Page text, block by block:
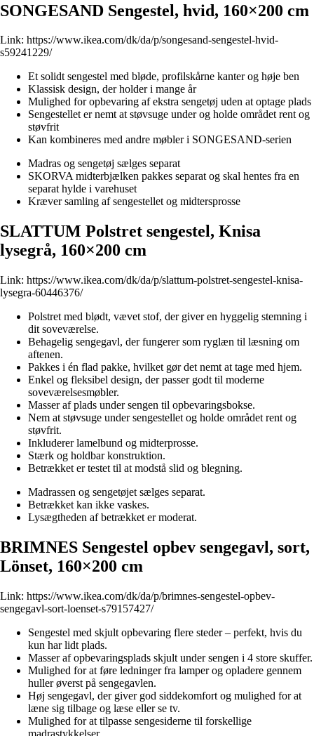
SONGESAND Sengestel, hvid, 160×200 cm
Link: https://www.ikea.com/dk/da/p/songesand-sengestel-hvid-
s59241229/
Et solidt sengestel med bløde, profilskårne kanter og høje ben
Klassisk design, der holder i mange år
Mulighed for opbevaring af ekstra sengetøj uden at optage plads
Sengestellet er nemt at støvsuge under og holde området rent og
støvfrit
Kan kombineres med andre møbler i SONGESAND-serien
Madras og sengetøj sælges separat
SKORVA midterbjælken pakkes separat og skal hentes fra en
separat hylde i varehuset
Kræver samling af sengestellet og midtersprosse
SLATTUM Polstret sengestel, Knisa
lysegrå, 160×200 cm
Link: https://www.ikea.com/dk/da/p/slattum-polstret-sengestel-knisa-
lysegra-60446376/
Polstret med blødt, vævet stof, der giver en hyggelig stemning i
dit soveværelse.
Behagelig sengegavl, der fungerer som ryglæn til læsning om
aftenen.
Pakkes i én flad pakke, hvilket gør det nemt at tage med hjem.
Enkel og fleksibel design, der passer godt til moderne
soveværelsesmøbler.
Masser af plads under sengen til opbevaringsbokse.
Nem at støvsuge under sengestellet og holde området rent og
støvfrit.
Inkluderer lamelbund og midterprosse.
Stærk og holdbar konstruktion.
Betrækket er testet til at modstå slid og blegning.
Madrassen og sengetøjet sælges separat.
Betrækket kan ikke vaskes.
Lysægtheden af betrækket er moderat.
BRIMNES Sengestel opbev sengegavl, sort,
Lönset, 160×200 cm
Link: https://www.ikea.com/dk/da/p/brimnes-sengestel-opbev-
sengegavl-sort-loenset-s79157427/
Sengestel med skjult opbevaring flere steder – perfekt, hvis du
kun har lidt plads.
Masser af opbevaringsplads skjult under sengen i 4 store skuffer.
Mulighed for at føre ledninger fra lamper og opladere gennem
huller øverst på sengegavlen.
Høj sengegavl, der giver god siddekomfort og mulighed for at
læne sig tilbage og læse eller se tv.
Mulighed for at tilpasse sengesiderne til forskellige
madrastykkelser.